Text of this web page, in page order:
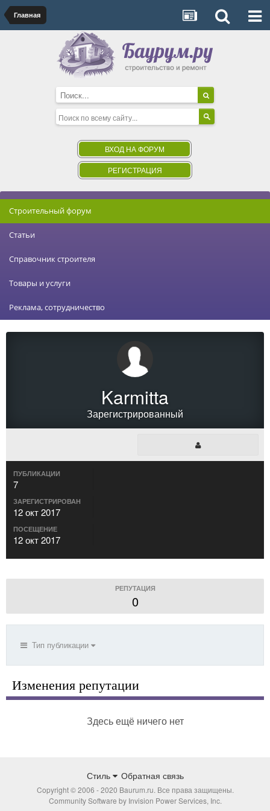
Главная
ВХОД НА ФОРУМ
РЕГИСТРАЦИЯ
Строительный форум
Статьи
Справочник строителя
Товары и услуги
Реклама, сотрудничество
Karmitta
Зарегистрированный
ПУБЛИКАЦИИ
7
ЗАРЕГИСТРИРОВАН
12 окт 2017
ПОСЕЩЕНИЕ
12 окт 2017
РЕПУТАЦИЯ
0
Тип публикации
Изменения репутации
Здесь ещё ничего нет
Стиль Обратная связь
Copyright © 2006 - 2020 Baurum.ru. Все права защищены.
Community Software by Invision Power Services, Inc.